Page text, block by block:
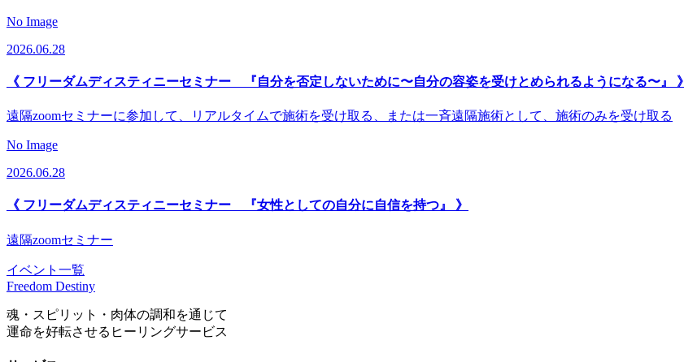
No Image
2026.06.28
《 フリーダムディスティニーセミナー 『自分を否定しないために〜自分の容姿を受けとめられるようになる〜』 》
遠隔zoomセミナーに参加して、リアルタイムで施術を受け取る、または一斉遠隔施術として、施術のみを受け取る
No Image
2026.06.28
《 フリーダムディスティニーセミナー 『女性としての自分に自信を持つ』 》
遠隔zoomセミナー
イベント一覧
Freedom Destiny
魂・スピリット・肉体の調和を通じて
運命を好転させるヒーリングサービス